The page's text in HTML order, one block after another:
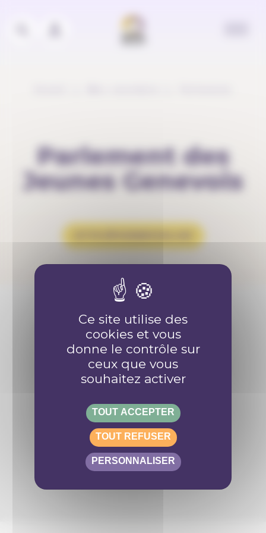
Ce site utilise des
cookies et vous
donne le contrôle sur
ceux que vous
souhaitez activer
TOUT ACCEPTER
TOUT REFUSER
PERSONNALISER
Parlement des
Jeunes Genevois
Retrouve-nous sur les réseaux
Contact
info@anousdejouer.ch
Avenue du Mail 2
c/o Christelle Perrier